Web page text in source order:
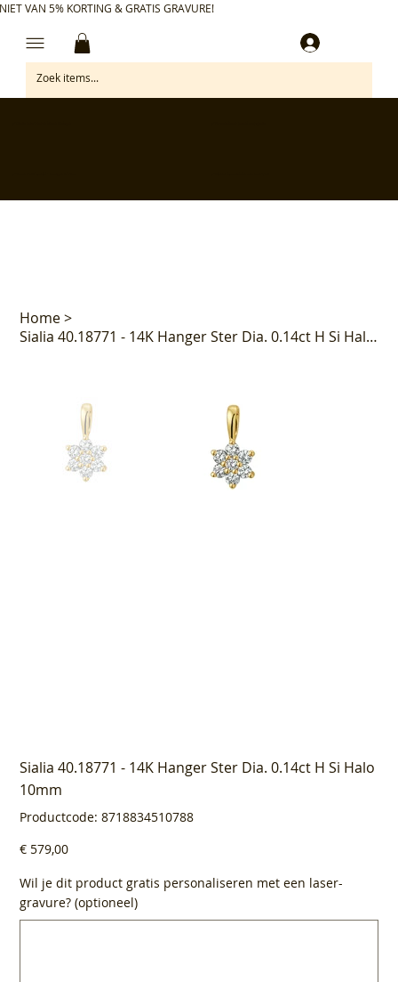
VAN 5% KORTING & GRATIS GRAVURE!
Home>
Sialia 40.18771 - 14K Hanger Ster Dia. 0.14ct H Si Halo 10mm
Sialia 40.18771 - 14K Hanger Ster Dia. 0.14ct H Si Halo
10mm
Productcode: Productcode
8718834510788
8718834510788
Prijs
€ 579,00
Wil je dit product gratis personaliseren met een laser-
gravure? (optioneel)